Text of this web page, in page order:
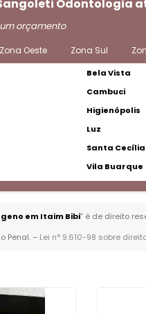
Odontologia
orçamento
Zona Oeste Zona Sul
Bela Vista
Cambuci
Higienópolis
Luz
Santa Cecília
Vila Buarque
em Itaim Bibi" é de direito
Penal. – Lei n° 9.610-98 sobre